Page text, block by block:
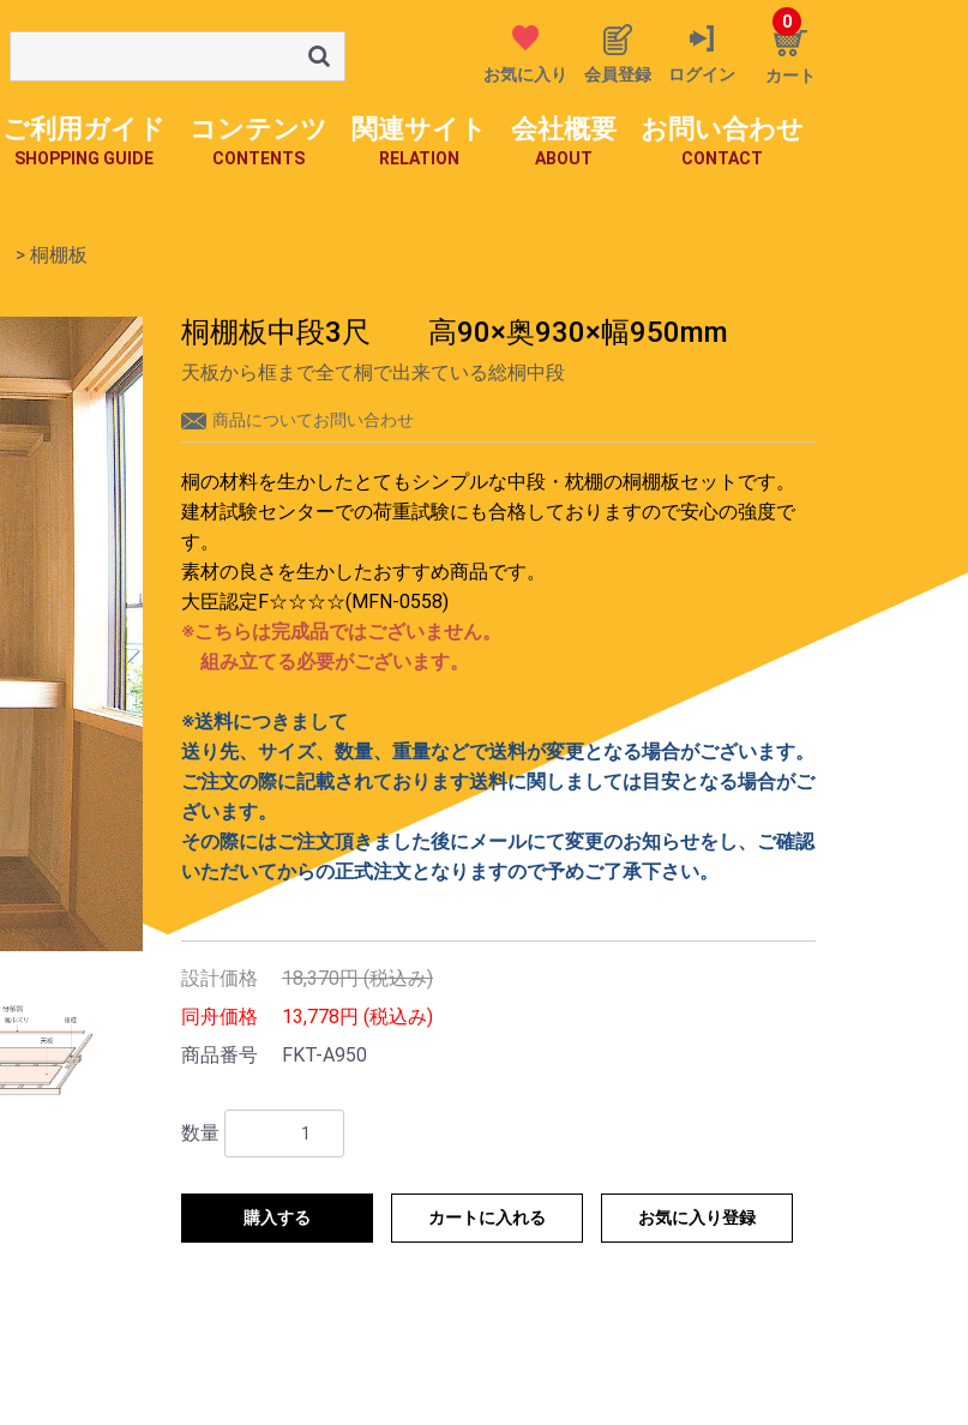
お気に入り 会員登録 ログイン
0
カート
ご利用ガイド
SHOPPING GUIDE
コンテンツ
CONTENTS
関連サイト
RELATION
会社概要
ABOUT
お問い合わせ
CONTACT
桐棚板
桐棚板中段3尺 高90×奥930×幅950mm
天板から框まで全て桐で出来ている総桐中段
商品についてお問い合わせ
桐の材料を生かしたとてもシンプルな中段・枕棚の桐棚板セットです。
建材試験センターでの荷重試験にも合格しておりますので安心の強度で
す。
素材の良さを生かしたおすすめ商品です。
大臣認定F☆☆☆☆(MFN-0558)
※こちらは完成品ではございません。
組み立てる必要がございます。
※送料につきまして
送り先、サイズ、数量、重量などで送料が変更となる場合がございます。
ご注文の際に記載されております送料に関しましては目安となる場合がご
ざいます。
その際にはご注文頂きました後にメールにて変更のお知らせをし、ご確認
いただいてからの正式注文となりますので予めご了承下さい。
設計価格
18,370円 (税込み)
同舟価格
13,778円 (税込み)
商品番号
FKT-A950
数量
購入する カートに入れる お気に入り登録